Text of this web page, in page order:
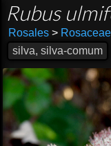
Rubus
Rosales >Rosaceae
silva, silva-comum